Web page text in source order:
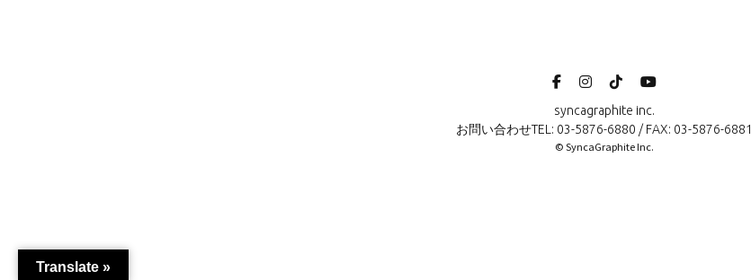
syncagraphite inc.
お問い合わせTEL: 03-5876-6880 / FAX: 03-5876-6881
© SyncaGraphite Inc.
Translate »